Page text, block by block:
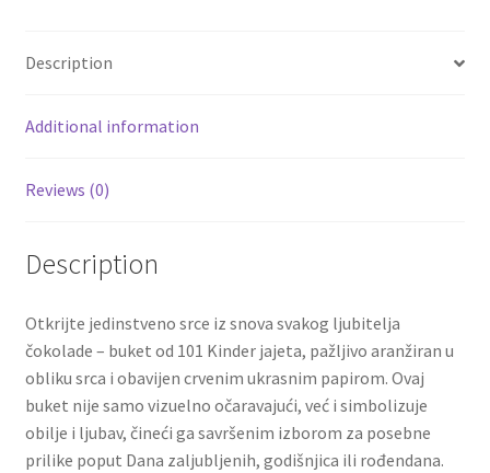
Destilati
Slatki buketi
Pokloni
Pokloni za 8. mart
Pokloni za Dan zaljubljenih
boji
Description
Additional information
Reviews (0)
Description
Otkrijte jedinstveno srce iz snova svakog ljubitelja
čokolade – buket od 101 Kinder jajeta, pažljivo aranžiran u
obliku srca i obavijen crvenim ukrasnim papirom. Ovaj
buket nije samo vizuelno očaravajući, već i simbolizuje
obilje i ljubav, čineći ga savršenim izborom za posebne
prilike poput Dana zaljubljenih, godišnjica ili rođendana.